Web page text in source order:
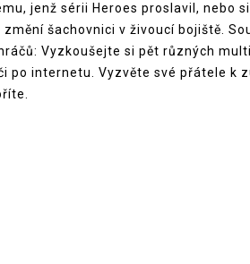
jenž sérii Heroes proslavil, nebo
změní šachovnici v živoucí bojiště.
Vyzkoušejte si pět různých
po internetu. Vyzvěte své přátele k